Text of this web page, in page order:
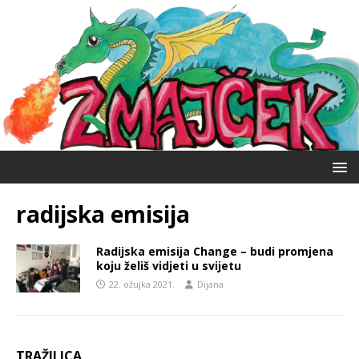
radijska emisija
Radijska emisija Change – budi promjena
koju želiš vidjeti u svijetu
22. ožujka 2021. Dijana